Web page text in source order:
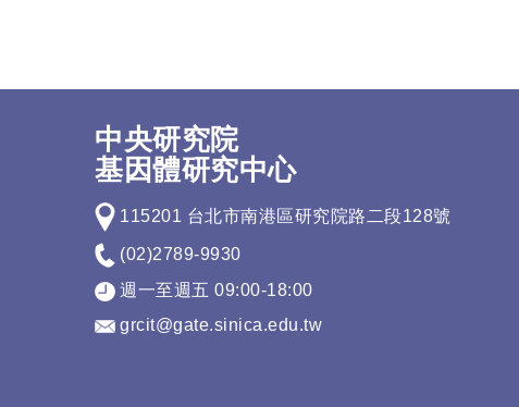
中央研究院
基因體研究中心
115201 台北市南港區研究院路二段128號
(02)2789-9930
週一至週五 09:00-18:00
grcit@gate.sinica.edu.tw